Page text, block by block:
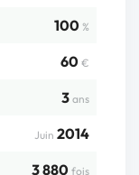
100 %
60 €
3 ans
Juin 2014
3 880 fois